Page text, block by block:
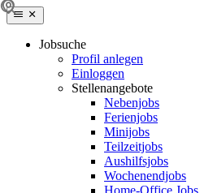
Jobsuche
Profil anlegen
Einloggen
Stellenangebote
Nebenjobs
Ferienjobs
Minijobs
Teilzeitjobs
Aushilfsjobs
Wochenendjobs
Home-Office Jobs